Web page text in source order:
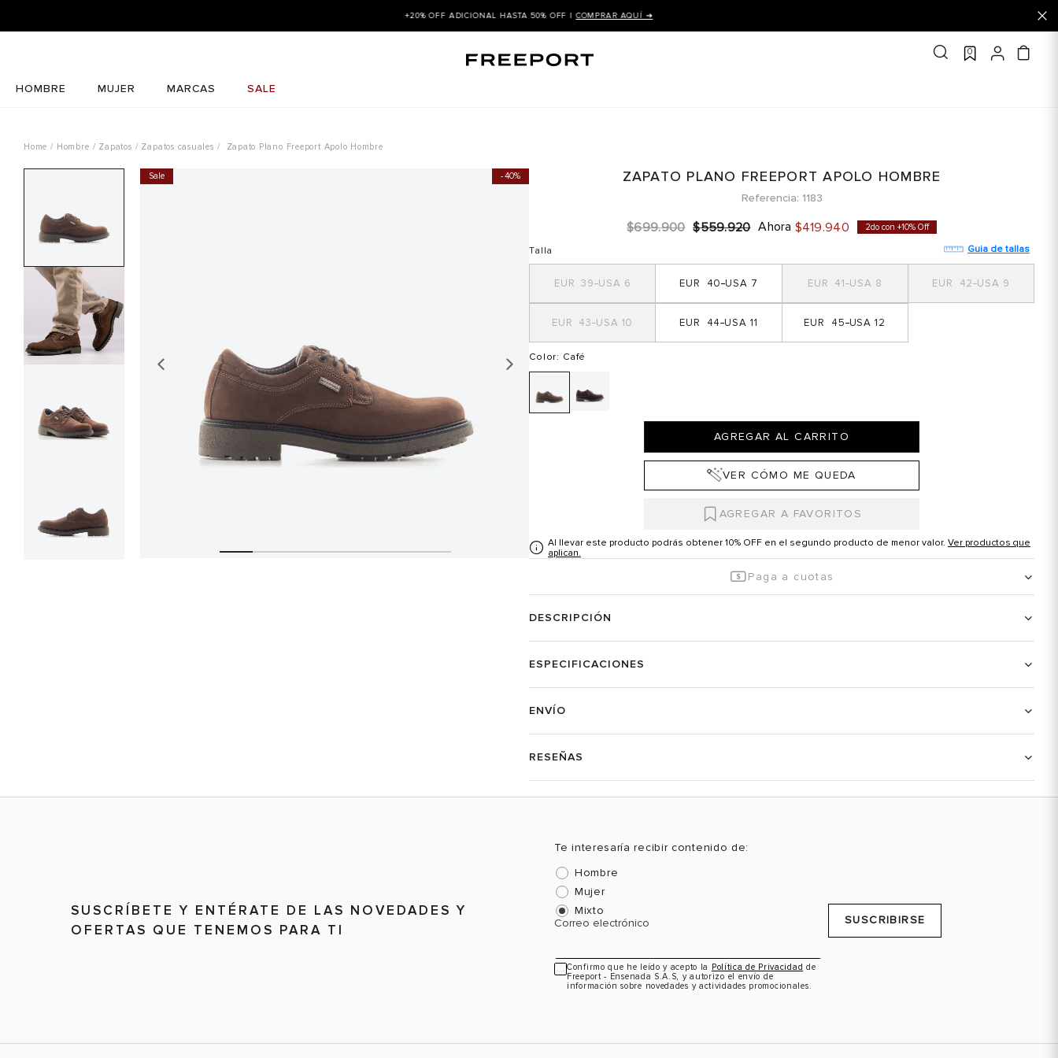
+20% OFF ADICIONAL HASTA 50% OFF |COMPRAR AQUÍ ➜
0
HOMBRE MUJER MARCAS SALE
Hombre Zapatos Zapatos casuales Zapato Plano Freeport Apolo Hombre
40%
Sale ZAPATO PLANO FREEPORT APOLO HOMBRE
Referencia 1183
$699.900 $559.920 Ahora $419.940 2do con +10% Off
Talla Guia de tallas
6
39 7
40 8
41 9
42
10
43 11
44 12
45
Color: Café
AGREGAR AL CARRITO
VER CÓMO ME QUEDA
Al llevar este producto podrás obtener 10% OFF en el segundo producto de menor valor. Ver productos que
aplican.
Paga a cuotas
DESCRIPCIÓN
ESPECIFICACIONES
ENVÍO
RESEÑAS
SUSCRÍBETE Y ENTÉRATE DE LAS NOVEDADES Y
OFERTAS QUE TENEMOS PARA TI
Te interesaría recibir contenido de:
Hombre
Mujer
Mixto
Correo electrónico
Confirmo que he leído y acepto la Política de Privacidad de
Freeport - Ensenada S.A.S, y autorizo el envío de
información sobre novedades y actividades promocionales.
SUSCRIBIRSE